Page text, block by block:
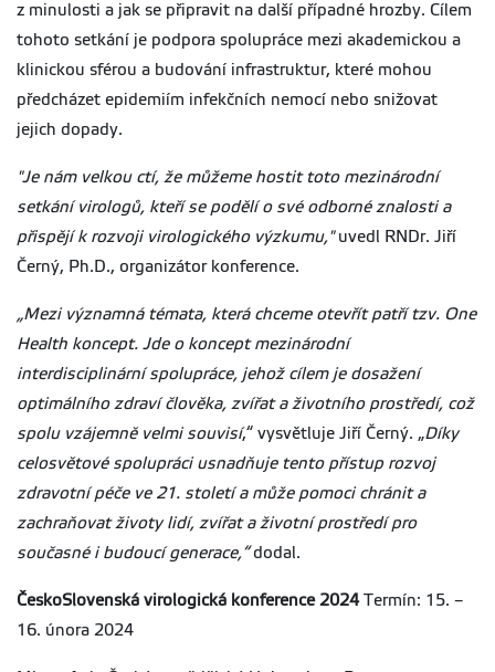
z minulosti a jak se připravit na další případné hrozby. Cílem
tohoto setkání je podpora spolupráce mezi akademickou a
klinickou sférou a budování infrastruktur, které mohou
předcházet epidemiím infekčních nemocí nebo snižovat
jejich dopady.
"Je nám velkou ctí, že můžeme hostit toto mezinárodní
setkání virologů, kteří se podělí o své odborné znalosti a
přispějí k rozvoji virologického výzkumu,"uvedl RNDr. Jiří
Černý, Ph.D., organizátor konference.
„Mezi významná témata, která chceme otevřít patří tzv. One
Health koncept. Jde o koncept mezinárodní
interdisciplinární spolupráce, jehož cílem je dosažení
optimálního zdraví člověka, zvířat a životního prostředí, což
spolu vzájemně velmi souvisí,“ vysvětluje Jiří Černý. „Díky
celosvětové spolupráci usnadňuje tento přístup rozvoj
zdravotní péče ve 21. století a může pomoci chránit a
zachraňovat životy lidí, zvířat a životní prostředí pro
současné i budoucí generace,“dodal.
ČeskoSlovenská virologická konference 2024Termín: 15. –
16. února 2024